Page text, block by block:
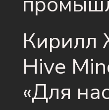
Кирилл
Hive
«Для